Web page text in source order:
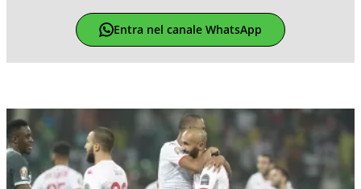
Entra nel canale WhatsApp